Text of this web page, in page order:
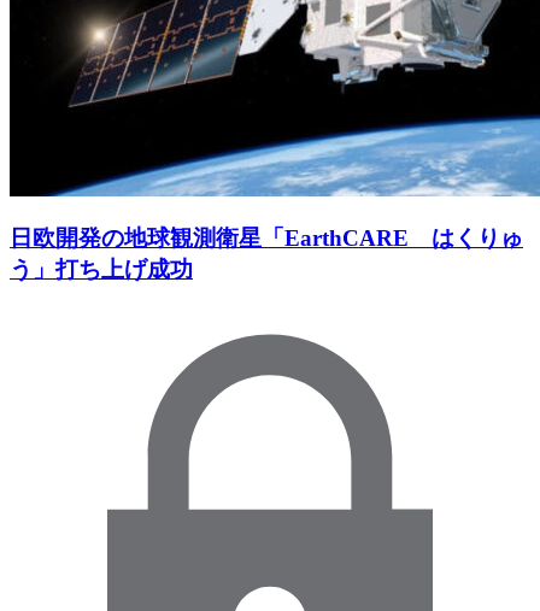
日欧開発の地球観測衛星「EarthCARE はくりゅ
う」打ち上げ成功